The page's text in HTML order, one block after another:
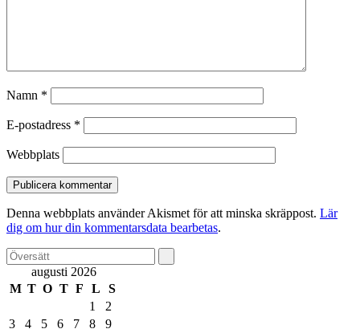
Namn *
E-postadress *
Webbplats
Denna webbplats använder Akismet för att minska skräppost. Lär
dig om hur din kommentarsdata bearbetas.
augusti 2026
M T O T F L
S
1
2
3
4 5 6 7 8
9